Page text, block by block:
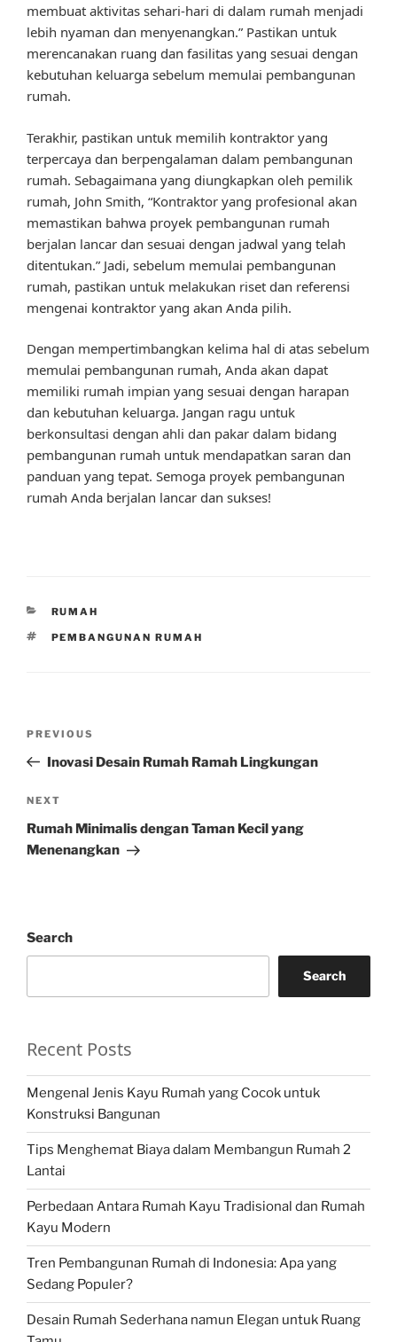
membuat aktivitas sehari-hari di dalam rumah menjadi
lebih nyaman dan menyenangkan.” Pastikan untuk
merencanakan ruang dan fasilitas yang sesuai dengan
kebutuhan keluarga sebelum memulai pembangunan
rumah.
Terakhir, pastikan untuk memilih kontraktor yang
terpercaya dan berpengalaman dalam pembangunan
rumah. Sebagaimana yang diungkapkan oleh pemilik
rumah, John Smith, “Kontraktor yang profesional akan
memastikan bahwa proyek pembangunan rumah
berjalan lancar dan sesuai dengan jadwal yang telah
ditentukan.” Jadi, sebelum memulai pembangunan
rumah, pastikan untuk melakukan riset dan referensi
mengenai kontraktor yang akan Anda pilih.
Dengan mempertimbangkan kelima hal di atas sebelum
memulai pembangunan rumah, Anda akan dapat
memiliki rumah impian yang sesuai dengan harapan
dan kebutuhan keluarga. Jangan ragu untuk
berkonsultasi dengan ahli dan pakar dalam bidang
pembangunan rumah untuk mendapatkan saran dan
panduan yang tepat. Semoga proyek pembangunan
rumah Anda berjalan lancar dan sukses!
CATEGORIES
RUMAH
TAGS
PEMBANGUNAN RUMAH
Previous
Post
PREVIOUS
Inovasi Desain Rumah Ramah Lingkungan
Next
Post
NEXT
Rumah Minimalis dengan Taman Kecil yang
Menenangkan
Search
Search
Recent Posts
Mengenal Jenis Kayu Rumah yang Cocok untuk
Konstruksi Bangunan
Tips Menghemat Biaya dalam Membangun Rumah 2
Lantai
Perbedaan Antara Rumah Kayu Tradisional dan Rumah
Kayu Modern
Tren Pembangunan Rumah di Indonesia: Apa yang
Sedang Populer?
Desain Rumah Sederhana namun Elegan untuk Ruang